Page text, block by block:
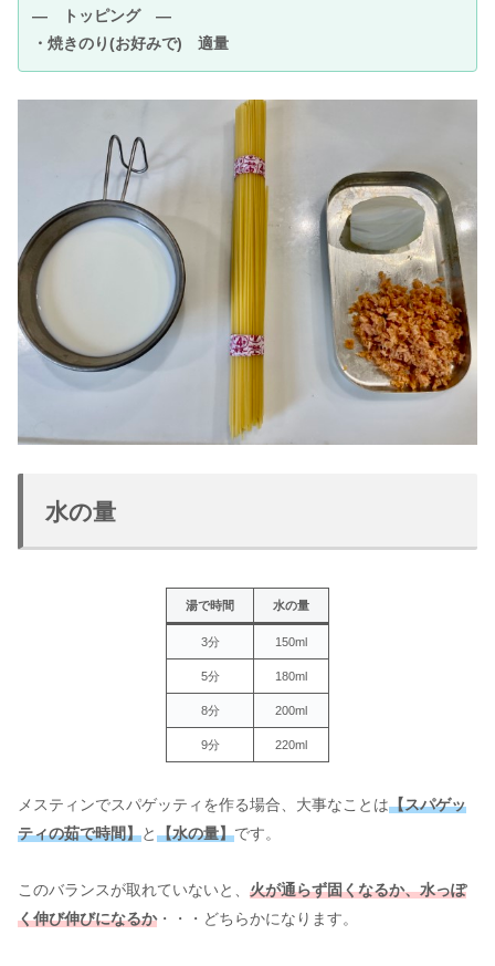
― トッピング ―
・焼きのり(お好みで) 適量
水の量
湯で時間 水の量
3分 150ml
5分 180ml
8分 200ml
9分 220ml
メスティンでスパゲッティを作る場合、大事なことは【スパゲッ
ティの茹で時間】と【水の量】です。
このバランスが取れていないと、 火が通らず固くなるか、水っぽ
く伸び伸びになるか・・・どちらかになります。